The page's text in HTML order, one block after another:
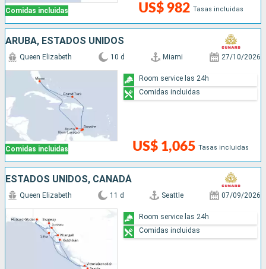
Comidas incluidas US$ 982 Tasas incluidas
ARUBA, ESTADOS UNIDOS
Comidas incluidas
Queen Elizabeth 10 d Miami 27/10/2026
US$ 1,065 Tasas incluidas
Room service las 24h
Comidas incluidas
ESTADOS UNIDOS, CANADÁ
Queen Elizabeth 11 d Seattle 07/09/2026
Room service las 24h
Comidas incluidas